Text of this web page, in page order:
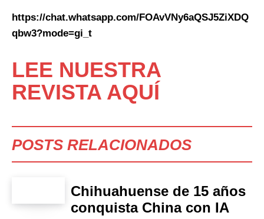
https://chat.whatsapp.com/FOAvVNy6aQSJ5ZiXDQ
qbw3?mode=gi_t
LEE NUESTRA
REVISTA AQUÍ
POSTS RELACIONADOS
Chihuahuense de 15 años
conquista China con IA